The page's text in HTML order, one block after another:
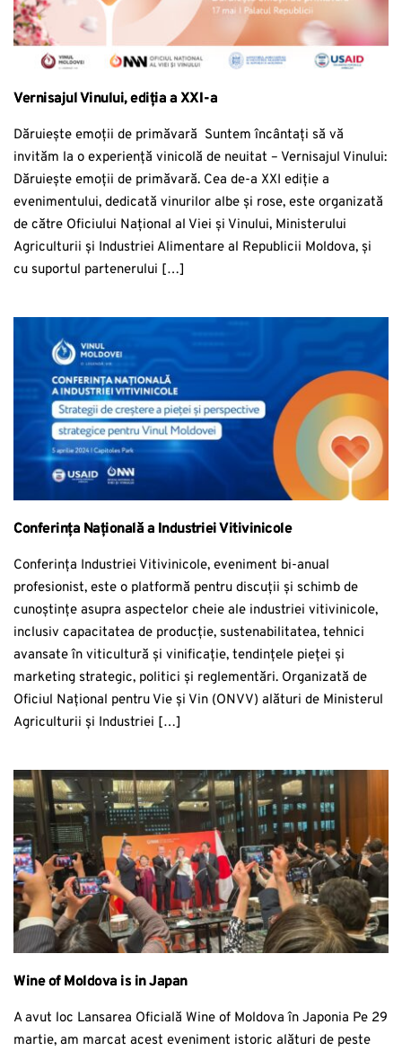
Vernisajul Vinului, ediția a XXI-a
Dăruiește emoții de primăvară Suntem încântați să vă
invităm la o experiență vinicolă de neuitat – Vernisajul Vinului:
Dăruiește emoții de primăvară. Cea de-a XXI ediție a
evenimentului, dedicată vinurilor albe și rose, este organizată
de către Oficiului Național al Viei și Vinului, Ministerului
Agriculturii și Industriei Alimentare al Republicii Moldova, și
cu suportul partenerului […]
Conferința Națională a Industriei Vitivinicole
Conferința Industriei Vitivinicole, eveniment bi-anual
profesionist, este o platformă pentru discuții și schimb de
cunoștințe asupra aspectelor cheie ale industriei vitivinicole,
inclusiv capacitatea de producție, sustenabilitatea, tehnici
avansate în viticultură și vinificație, tendințele pieței și
marketing strategic, politici și reglementări. Organizată de
Oficiul Național pentru Vie și Vin (ONVV) alături de Ministerul
Agriculturii și Industriei […]
Wine of Moldova is in Japan
A avut loc Lansarea Oficială Wine of Moldova în Japonia Pe 29
martie, am marcat acest eveniment istoric alături de peste